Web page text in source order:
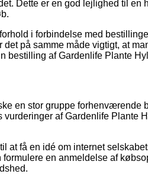
Dette er en god lejlighed til en
i forbindelse med
på samme måde vigtigt, at
bestilling af Gardenlife Plante
en stor gruppe forhenværende
af Gardenlife Plante
at få en idé om internet
en anmeldelse af